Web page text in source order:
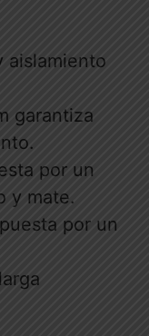
aislamiento
garantiza
por un
y mate.
por un